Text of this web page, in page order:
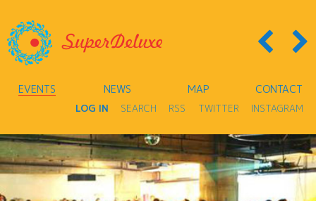
EVENTS NEWS MAP CONTACT
LOG IN SEARCH RSS TWITTER INSTAGRAM